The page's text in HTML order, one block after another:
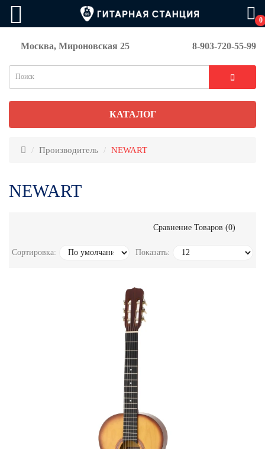
0
Москва, Мироновская 25 8-903-720-55-99
КАТАЛОГ
Производитель NEWART
NEWART
Сравнение Товаров (0)
Сортировка: Показать: